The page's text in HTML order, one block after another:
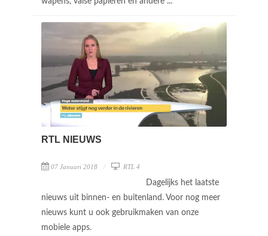
RTL NIEUWS
07 Januari 2018 RTL 4
Dagelijks het laatste
nieuws uit binnen- en buitenland. Voor nog meer
nieuws kunt u ook gebruikmaken van onze
mobiele apps.